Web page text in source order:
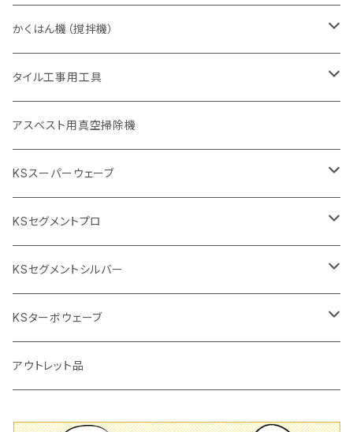
セグメント（特殊凸凹加工チップ
一般道路カッター用
355mm（14インチ）
305mm（12インチ）
355mm（14インチ）
押し切り（タイル切断機）
本体
電動切断機
本体
ダイヤモンドホイール
ブリック＆ブロック用切断機
穴あけ用工具
タイルニッパー
プロ用鏝（こて）
吸着盤
その他
かくはん機（撹拌機）
本体
低速回転
高速回転
付属品
撹拌羽根
撹拌軸
タイル工事用工具
手動工具
押し切り（手動切断機
押し切り替え刃（手動切断機替え刃
吸着盤
電動工具
電動切断機
タイルパッチ（ビブラート
アスベスト用真空掃除機
KSスーパーウェーブ
105mm（4インチ）
125ｍｍ（5インチ）
KSセグメントプロ
105mm（4インチ）
通常品
ビス穴付き
125mm（5インチ）
通常品
150ｍｍ（6インチ）
KSセグメントシルバー
105mm（4インチ）
125mm（5インチ）
KSターボウェーブ
105mm（4インチ）
アウトレット品